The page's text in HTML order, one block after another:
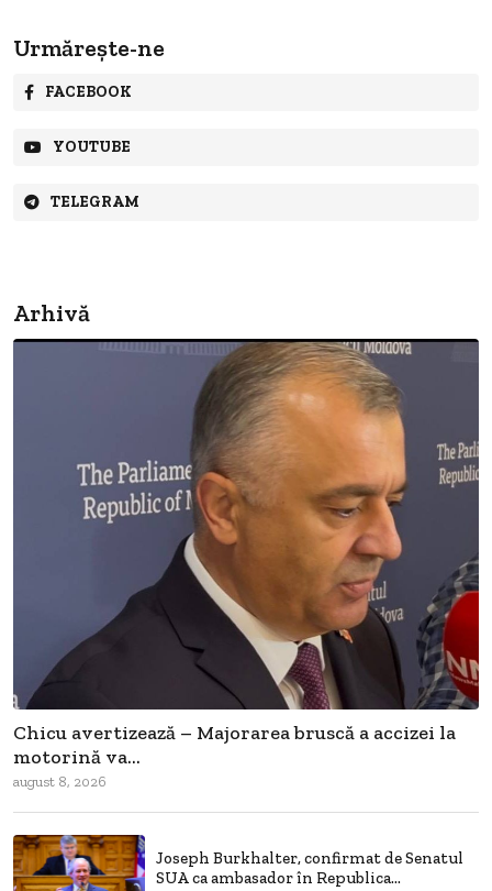
Urmărește-ne
FACEBOOK
YOUTUBE
TELEGRAM
Arhivă
Chicu avertizează – Majorarea bruscă a accizei la
motorină va...
august 8, 2026
Joseph Burkhalter, confirmat de Senatul
SUA ca ambasador în Republica...